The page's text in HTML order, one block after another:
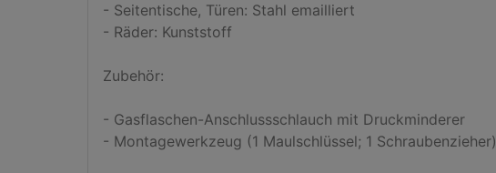
- Seitentische, Türen: Stahl emailliert
- Räder: Kunststoff
Zubehör:
- Gasflaschen-Anschlussschlauch mit Druckminderer
- Montagewerkzeug (1 Maulschlüssel; 1 Schraubenzieher)